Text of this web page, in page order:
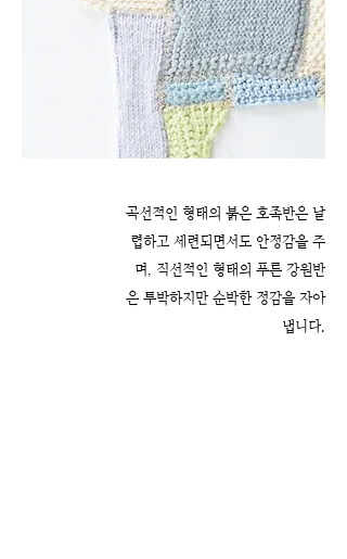
곡선적인 형태의 붉은 호족반은 날
렵하고 세련되면서도 안정감을 주
며, 직선적인 형태의 푸른 강원반
은 투박하지만 순박한 정감을 자아
냅니다.